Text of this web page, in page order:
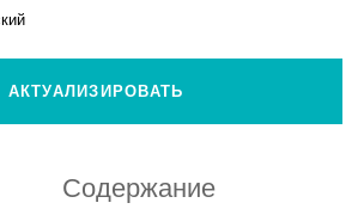
АКТУАЛИЗИРОВАТЬ
Содержание